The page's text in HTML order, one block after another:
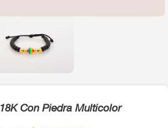
Con Piedra Multicolor